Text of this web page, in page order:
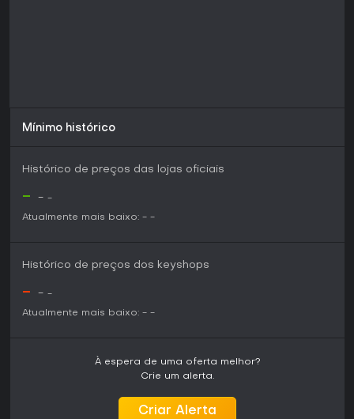
Mínimo histórico
Histórico de preços das lojas oficiais
- - -
Atualmente mais baixo: - -
Histórico de preços dos keyshops
- - -
Atualmente mais baixo: - -
À espera de uma oferta melhor?
Crie um alerta.
Criar Alerta